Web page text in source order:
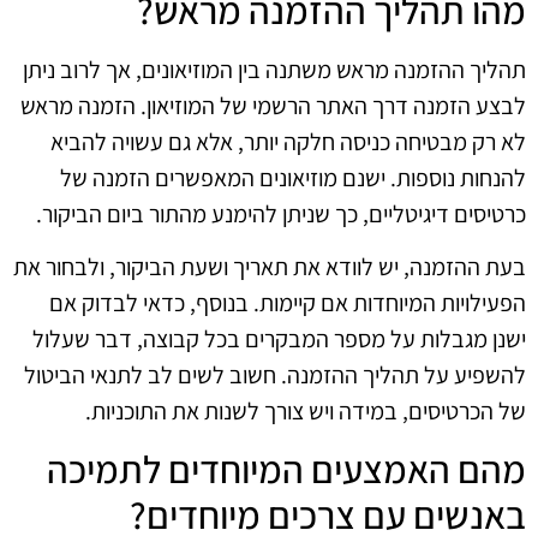
תהליך ההזמנה מראש משתנה בין המוזיאונים, אך לרוב ניתן
לבצע הזמנה דרך האתר הרשמי של המוזיאון. הזמנה מראש
לא רק מבטיחה כניסה חלקה יותר, אלא גם עשויה להביא
להנחות נוספות. ישנם מוזיאונים המאפשרים הזמנה של
כרטיסים דיגיטליים, כך שניתן להימנע מהתור ביום הביקור.
בעת ההזמנה, יש לוודא את תאריך ושעת הביקור, ולבחור את
הפעילויות המיוחדות אם קיימות. בנוסף, כדאי לבדוק אם
ישנן מגבלות על מספר המבקרים בכל קבוצה, דבר שעלול
להשפיע על תהליך ההזמנה. חשוב לשים לב לתנאי הביטול
של הכרטיסים, במידה ויש צורך לשנות את התוכניות.
מהם האמצעים המיוחדים לתמיכה
באנשים עם צרכים מיוחדים?